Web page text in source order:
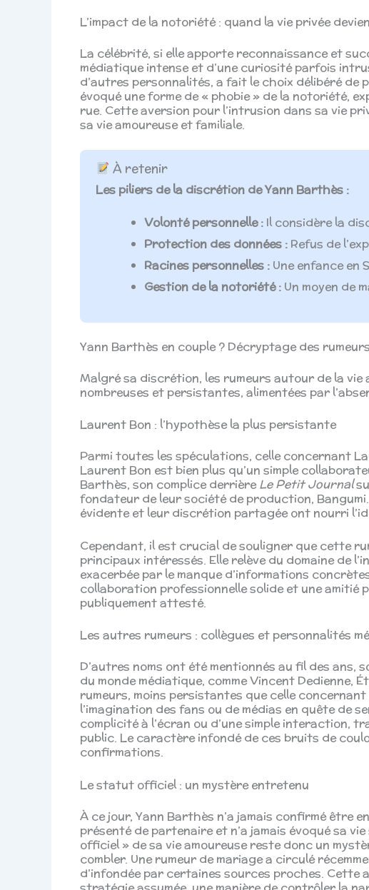
L’impact de la notoriété : quand la vie privée
La célébrité, si elle apporte reconnaissance et
médiatique intense et d’une curiosité parfois
d’autres personnalités, a fait le choix délibéré
évoqué une forme de « phobie » de la notoriété,
rue. Cette aversion pour l’intrusion dans sa vie
sa vie amoureuse et familiale.
À retenir
Les piliers de la discrétion de Yann Barthès :
Volonté personnelle : Il considère la
Protection des données : Refus de
Racines personnelles : Une enfance en
Gestion de la notoriété : Un moyen de
Yann Barthès en couple ? Décryptage des
Malgré sa discrétion, les rumeurs autour de la vie
nombreuses et persistantes, alimentées par
Laurent Bon : l’hypothèse la plus persistante
Parmi toutes les spéculations, celle concernant
Laurent Bon est bien plus qu’un simple
Barthès, son complice derrièreLe Petit Journal
fondateur de leur société de production,
évidente et leur discrétion partagée ont nourri
Cependant, il est crucial de souligner que cette
principaux intéressés. Elle relève du domaine de
exacerbée par le manque d’informations
collaboration professionnelle solide et une amitié
publiquement attesté.
Les autres rumeurs : collègues et personnalités
D’autres noms ont été mentionnés au fil des ans,
du monde médiatique, comme Vincent Dedienne,
rumeurs, moins persistantes que celle
l’imagination des fans ou de médias en quête de
complicité à l’écran ou d’une simple interaction,
public. Le caractère infondé de ces bruits de
confirmations.
Le statut officiel : un mystère entretenu
À ce jour, Yann Barthès n’a jamais confirmé être
présenté de partenaire et n’a jamais évoqué sa
officiel » de sa vie amoureuse reste donc un
combler. Une rumeur de mariage a circulé
d’infondée par certaines sources proches. Cette